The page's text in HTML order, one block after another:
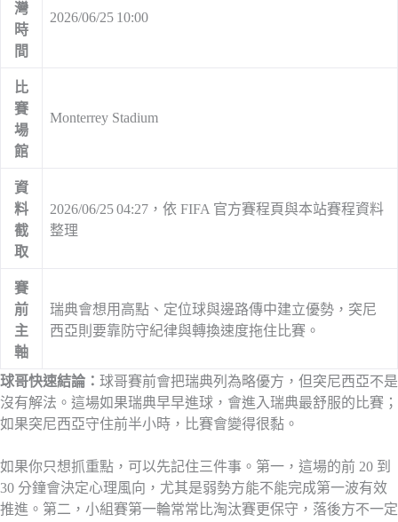
灣
時
間
2026/06/25 10:00
比
賽
場
館
Monterrey Stadium
資
料
截
取
2026/06/25 04:27，依 FIFA 官方賽程頁與本站賽程資料
整理
賽
前
主
軸
瑞典會想用高點、定位球與邊路傳中建立優勢，突尼
西亞則要靠防守紀律與轉換速度拖住比賽。
球哥快速結論： 球哥賽前會把瑞典列為略優方，但突尼西亞不是
沒有解法。這場如果瑞典早早進球，會進入瑞典最舒服的比賽；
如果突尼西亞守住前半小時，比賽會變得很黏。
如果你只想抓重點，可以先記住三件事。第一，這場的前 20 到
30 分鐘會決定心理風向，尤其是弱勢方能不能完成第一波有效
推進。第二，小組賽第一輪常常比淘汰賽更保守，落後方不一定